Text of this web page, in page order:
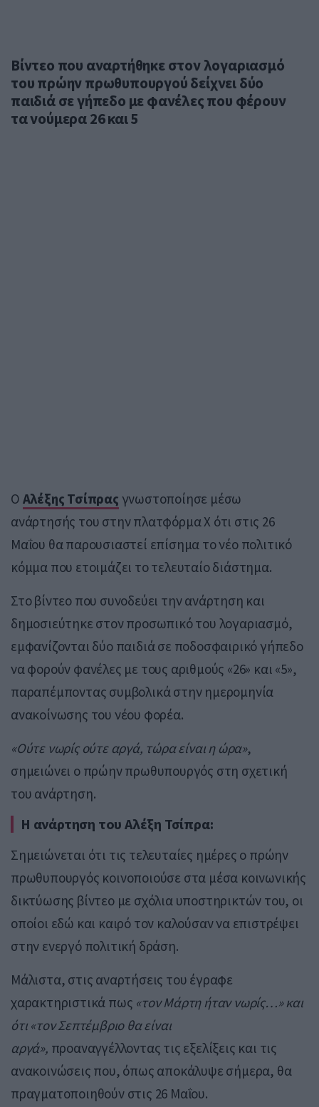
Βίντεο που αναρτήθηκε στον λογαριασμό
του πρώην πρωθυπουργού δείχνει δύο
παιδιά σε γήπεδο με φανέλες που φέρουν
τα νούμερα 26 και 5
Ο Αλέξης Τσίπρας γνωστοποίησε μέσω
ανάρτησής του στην πλατφόρμα Χ ότι στις 26
Μαΐου θα παρουσιαστεί επίσημα το νέο πολιτικό
κόμμα που ετοιμάζει το τελευταίο διάστημα.
Στο βίντεο που συνοδεύει την ανάρτηση και
δημοσιεύτηκε στον προσωπικό του λογαριασμό,
εμφανίζονται δύο παιδιά σε ποδοσφαιρικό γήπεδο
να φορούν φανέλες με τους αριθμούς «26» και «5»,
παραπέμποντας συμβολικά στην ημερομηνία
ανακοίνωσης του νέου φορέα.
«Ούτε νωρίς ούτε αργά, τώρα είναι η ώρα»,
σημειώνει ο πρώην πρωθυπουργός στη σχετική
του ανάρτηση.
Η ανάρτηση του Αλέξη Τσίπρα:
Σημειώνεται ότι τις τελευταίες ημέρες ο πρώην
πρωθυπουργός κοινοποιούσε στα μέσα κοινωνικής
δικτύωσης βίντεο με σχόλια υποστηρικτών του, οι
οποίοι εδώ και καιρό τον καλούσαν να επιστρέψει
στην ενεργό πολιτική δράση.
Μάλιστα, στις αναρτήσεις του έγραφε
χαρακτηριστικά πως «τον Μάρτη ήταν νωρίς…» και
ότι «τον Σεπτέμβριο θα είναι
αργά», προαναγγέλλοντας τις εξελίξεις και τις
ανακοινώσεις που, όπως αποκάλυψε σήμερα, θα
πραγματοποιηθούν στις 26 Μαΐου.